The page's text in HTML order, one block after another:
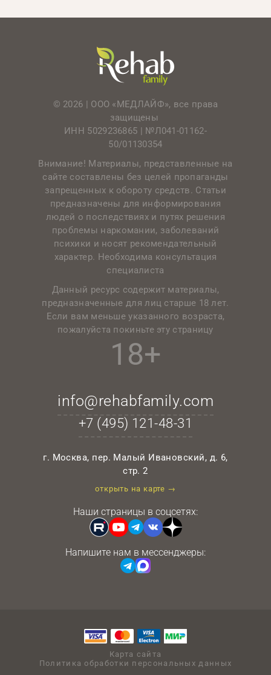
© 2026 | ООО «МЕДЛАЙФ», все права
защищены
ИНН 5029236865 | №Л041-01162-
50/01130354
Внимание! Материалы, представленные на
сайте составлены без целей пропаганды
запрещенных к обороту средств. Статьи
предназначены для информирования
людей о последствиях и путях решения
проблемы наркомании, заболеваний
психики и носят рекомендательный
характер. Необходима консультация
специалиста
Данный ресурс содержит материалы,
предназначенные для лиц старше 18 лет.
Если вам меньше указанного возраста,
пожалуйста покиньте эту страницу
18+
info@rehabfamily.com
+7 (495) 121-48-31
г. Москва, пер. Малый Ивановский, д. 6,
стр. 2
открыть на карте →
Наши страницы в соцсетях:
Напишите нам в мессенджеры:
Карта сайта
Политика обработки персональных данных